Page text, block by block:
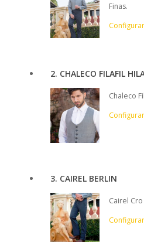
Finas.
Configurar
2 CHALECO FILAFIL
Chaleco
Configurar
3 CAIREL BERLIN
Cairel
Configurar